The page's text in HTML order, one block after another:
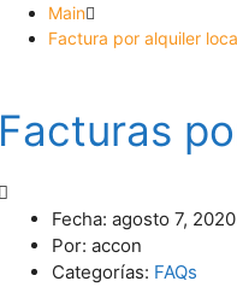
Main
Factura por alquiler
Facturas
Fecha: agosto 7, 2020
Por: accon
Categorías: FAQs